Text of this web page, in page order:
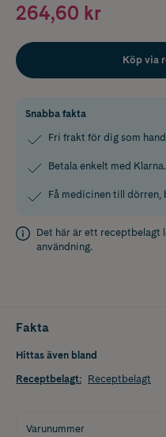
264,60 kr
Köp via
Snabba fakta
Fri frakt för dig som
Betala enkelt med Klarna.
Få medicinen till dörren,
Det här är ett receptbelagt
användning.
Fakta
Hittas även bland
Receptbelagt: Receptbelagt
Varunummer